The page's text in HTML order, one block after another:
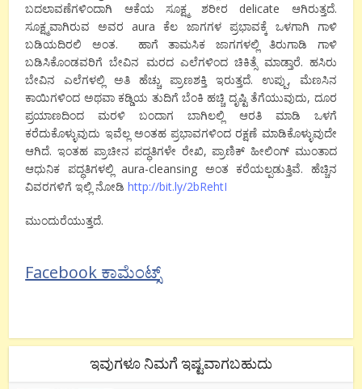
ಬದಲಾವಣೆಗಳಿಂದಾಗಿ ಆಕೆಯ ಸೂಕ್ಷ್ಮ ಶರೀರ delicate ಆಗಿರುತ್ತದೆ.
ಸೂಕ್ಷ್ಮವಾಗಿರುವ ಅವರ aura ಕೆಲ ಜಾಗಗಳ ಪ್ರಭಾವಕ್ಕೆ ಒಳಗಾಗಿ ಗಾಳಿ
ಬಡಿಯದಿರಲಿ ಅಂತ. ಹಾಗೆ ತಾಮಸಿಕ ಜಾಗಗಳಲ್ಲಿ ತಿರುಗಾಡಿ ಗಾಳಿ
ಬಡಿಸಿಕೊಂಡವರಿಗೆ ಬೇವಿನ ಮರದ ಎಲೆಗಳಿಂದ ಚಿಕಿತ್ಸೆ ಮಾಡ್ತಾರೆ. ಹಸಿರು
ಬೇವಿನ ಎಲೆಗಳಲ್ಲಿ ಅತಿ ಹೆಚ್ಚು ಪ್ರಾಣಶಕ್ತಿ ಇರುತ್ತದೆ. ಉಪ್ಪು, ಮೆಣಸಿನ
ಕಾಯಿಗಳಿಂದ ಅಥವಾ ಕಡ್ಡಿಯ ತುದಿಗೆ ಬೆಂಕಿ ಹಚ್ಚಿ ದೃಷ್ಟಿ ತೆಗೆಯುವುದು, ದೂರ
ಪ್ರಯಾಣದಿಂದ ಮರಳಿ ಬಂದಾಗ ಬಾಗಿಲಲ್ಲಿ ಆರತಿ ಮಾಡಿ ಒಳಗೆ
ಕರೆದುಕೊಳ್ಳುವುದು ಇವೆಲ್ಲ ಅಂತಹ ಪ್ರಭಾವಗಳಿಂದ ರಕ್ಷಣೆ ಮಾಡಿಕೊಳ್ಳುವುದೇ
ಆಗಿದೆ. ಇಂತಹ ಪ್ರಾಚೀನ ಪದ್ಧತಿಗಳೇ ರೇಖಿ, ಪ್ರಾಣಿಕ್ ಹೀಲಿಂಗ್ ಮುಂತಾದ
ಆಧುನಿಕ ಪದ್ಧತಿಗಳಲ್ಲಿ aura-cleansing ಅಂತ ಕರೆಯಲ್ಪಡುತ್ತಿವೆ. ಹೆಚ್ಚಿನ
ವಿವರಗಳಿಗೆ ಇಲ್ಲಿ ನೋಡಿhttp://bit.ly/2bRehtI
ಮುಂದುರೆಯುತ್ತದೆ.
Facebook ಕಾಮೆಂಟ್ಸ್
ಇವುಗಳೂ ನಿಮಗೆ ಇಷ್ಟವಾಗಬಹುದು